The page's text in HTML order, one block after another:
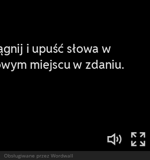
Obsługiwane przez Wordwall